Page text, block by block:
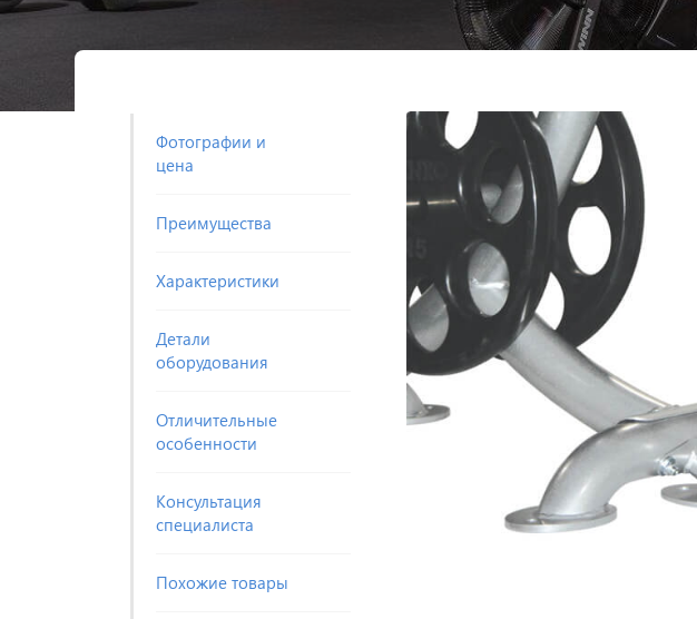
Фотографии и
цена
Преимущества
Характеристики
Детали
оборудования
Отличительные
особенности
Консультация
специалиста
Похожие товары